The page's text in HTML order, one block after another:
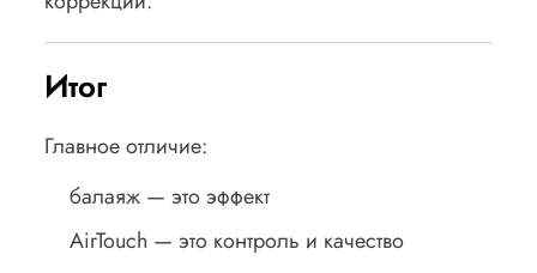
Итог
Главное отличие:
балаяж — это эффект
AirTouch — это контроль и качество